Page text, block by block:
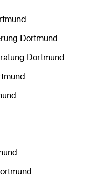
Dortmund
Dortmund